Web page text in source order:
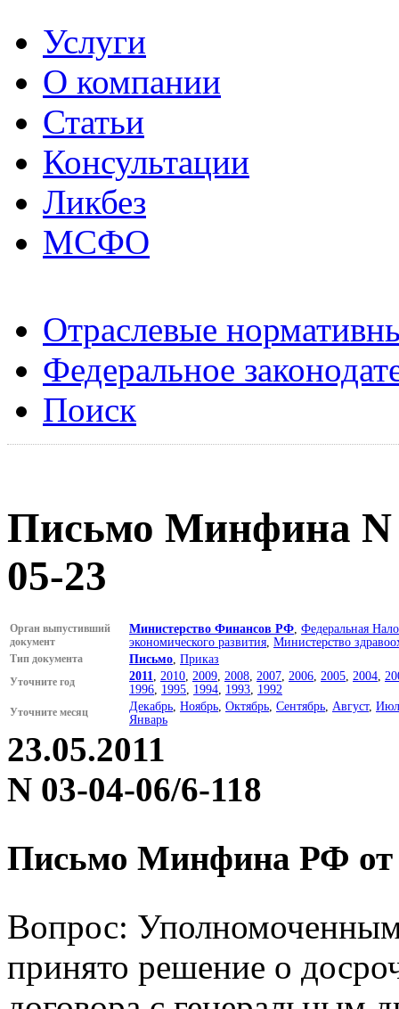
Услуги
О компании
Статьи
Консультации
Ликбез
МСФО
Отраслевые
Федеральное
Поиск
Письмо Минфина N
05-23
Орган выпустивший
документ
Министерство Финансов РФ Федеральная
экономического развития Министерство
Тип документа Письмо Приказ
Уточните год 2011 2010 2009 2008 2007 2006 2005 2004
1996 1995 1994 1993 1992
Уточните месяц Декабрь Ноябрь Октябрь Сентябрь Август,
Январь
23.05.2011
N 03-04-06/6-118
Письмо Минфина РФ от
Вопрос:
принято решение о